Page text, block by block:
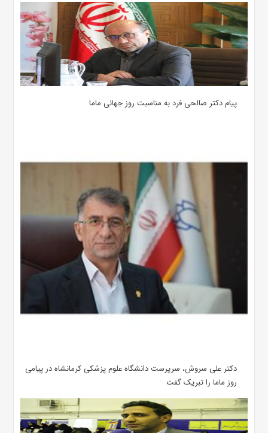
پیام دکتر صالحی فرد به مناسبت روز جهانی ماما
دکتر علی سروش، سرپرست دانشگاه علوم پزشکی کرمانشاه در پیامی
روز ماما را تبریک گفت